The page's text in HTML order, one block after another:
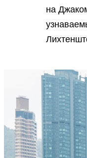
на